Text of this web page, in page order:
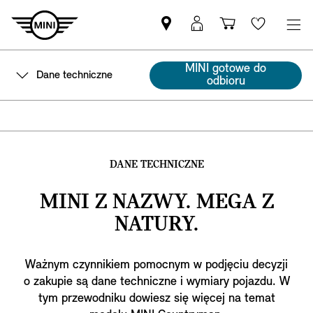
Znajdź
Partnera
MINI
Logowanie
MyMini
KoszykWishlist
Dane techniczne
MINI gotowe do
odbioru
DANE TECHNICZNE
MINI Z NAZWY. MEGA Z
NATURY.
Ważnym czynnikiem pomocnym w podjęciu decyzji
o zakupie są dane techniczne i wymiary pojazdu. W
tym przewodniku dowiesz się więcej na temat